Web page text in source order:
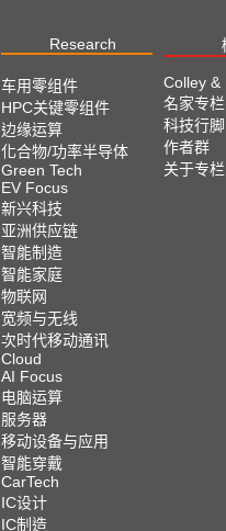
Research
车用零组件
HPC关键零组件
边缘运算
化合物/功率半导体
Green Tech
EV Focus
新兴科技
亚洲供应链
智能制造
智能家庭
物联网
宽频与无线
次时代移动通讯
Cloud
AI Focus
电脑运算
服务器
移动设备与应用
智能穿戴
CarTech
IC设计
IC制造
Colley &
名家专栏
科技行脚
作者群
关于专栏